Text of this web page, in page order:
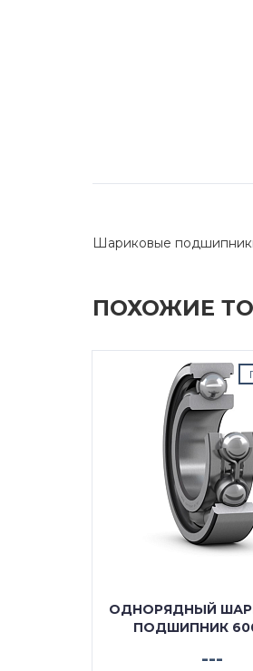
Шариковые
ПОХОЖИЕ
ОДНОРЯДНЫЙ
ПОДШИПНИК
---